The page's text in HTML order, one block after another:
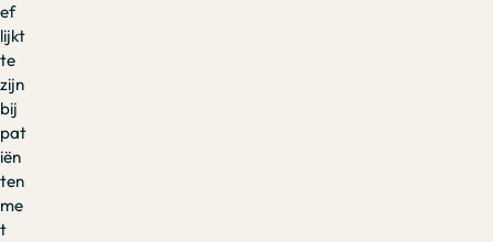
ef
lijkt
te
zijn
bij
pat
iën
ten
me
t